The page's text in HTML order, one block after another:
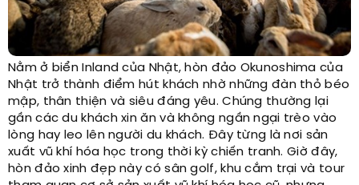
Nằm ở biển Inland của Nhật, hòn đảo Okunoshima của
Nhật trở thành điểm hút khách nhờ những đàn thỏ béo
mập, thân thiện và siêu đáng yêu. Chúng thường lại
gần các du khách xin ăn và không ngần ngại trèo vào
lòng hay leo lên người du khách. Đây từng là nơi sản
xuất vũ khí hóa học trong thời kỳ chiến tranh. Giờ đây,
hòn đảo xinh đẹp này có sân golf, khu cắm trại và tour